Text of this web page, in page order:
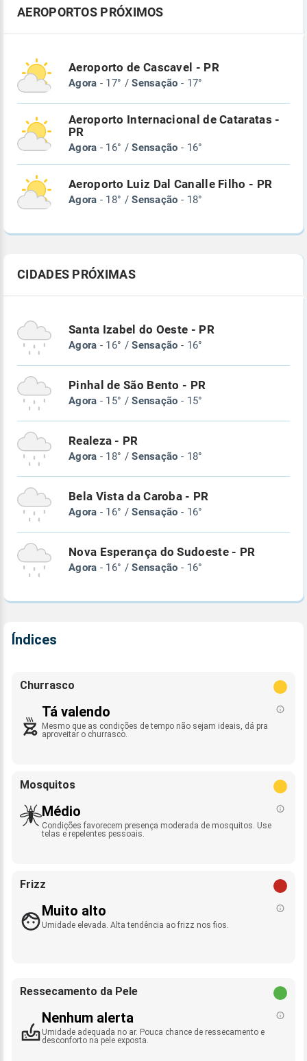
AEROPORTOS PRÓXIMOS
Aeroporto de Cascavel - PR
Agora - 17° /Sensação - 17°
Aeroporto Internacional de Cataratas -
PR
Agora - 16° /Sensação - 16°
Aeroporto Luiz Dal Canalle Filho - PR
Agora - 18° /Sensação - 18°
CIDADES PRÓXIMAS
Santa Izabel do Oeste - PR
Agora - 16° /Sensação - 16°
Pinhal de São Bento - PR
Agora - 15° /Sensação - 15°
Realeza - PR
Agora - 18° /Sensação - 18°
Bela Vista da Caroba - PR
Agora - 16° /Sensação - 16°
Nova Esperança do Sudoeste - PR
Agora - 16° /Sensação - 16°
Índices
Churrasco
Tá valendo
Mesmo que as condições de tempo não sejam ideais, dá pra
aproveitar o churrasco.
Mosquitos
Médio
Condições favorecem presença moderada de mosquitos. Use
telas e repelentes pessoais.
Frizz
Muito alto
Umidade elevada. Alta tendência ao frizz nos fios.
Ressecamento da Pele
Nenhum alerta
Umidade adequada no ar. Pouca chance de ressecamento e
desconforto na pele exposta.